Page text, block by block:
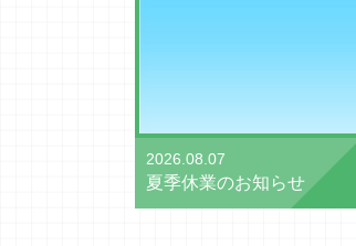
2026.08.07
夏季休業のお知らせ